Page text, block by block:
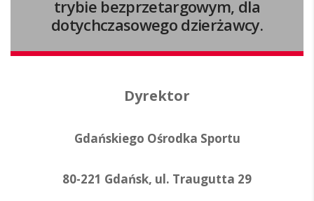
trybie bezprzetargowym, dla
dotychczasowego dzierżawcy.
Dyrektor
Gdańskiego Ośrodka Sportu
80-221 Gdańsk, ul. Traugutta 29